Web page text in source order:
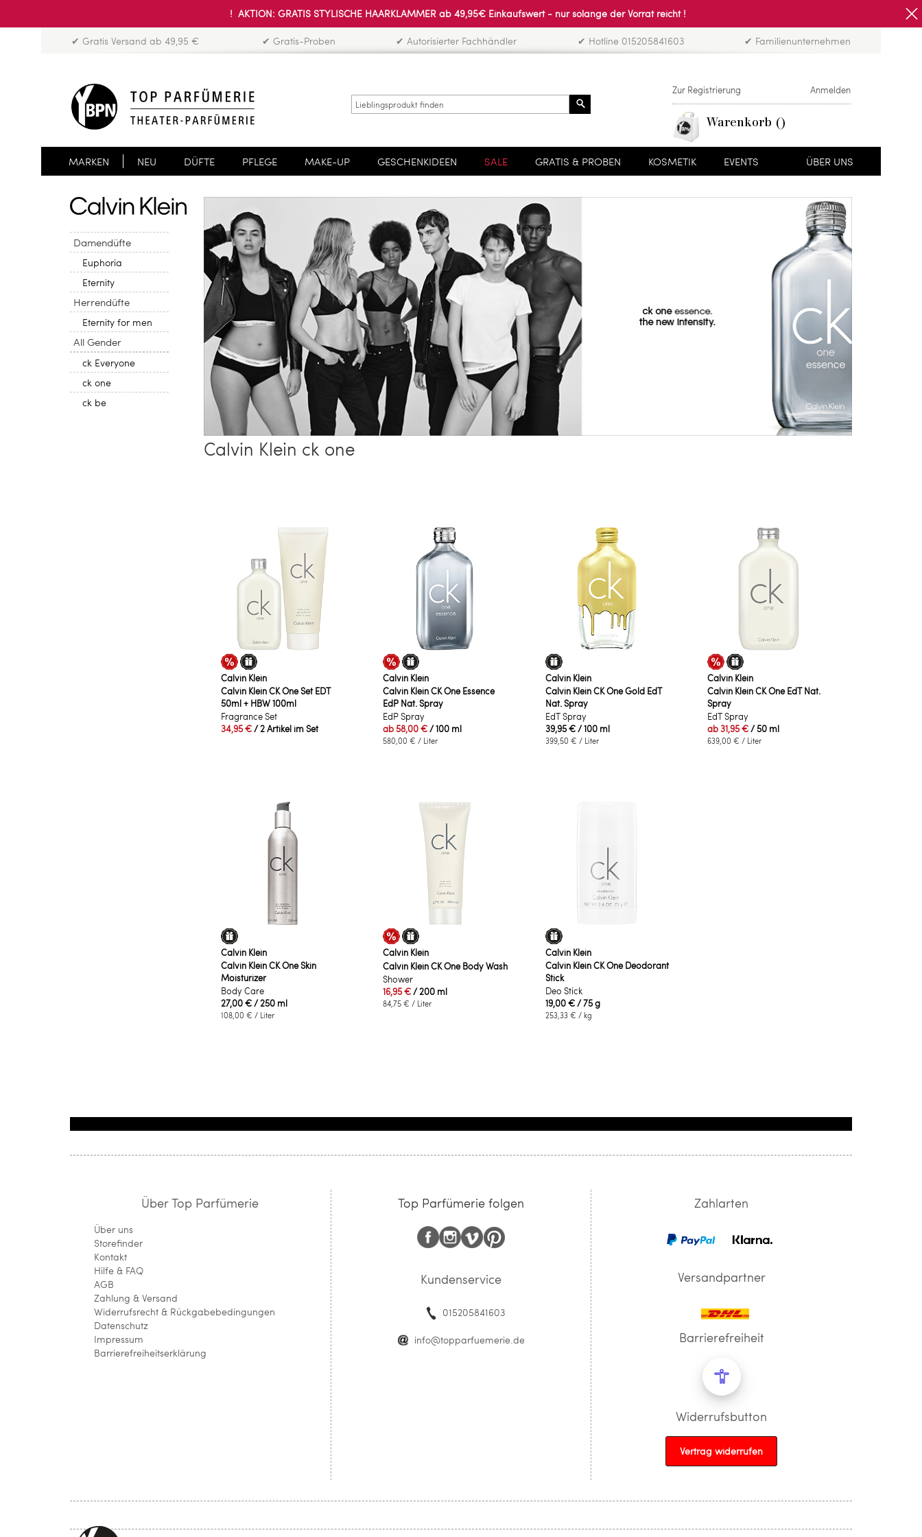
! AKTION: GRATIS STYLISCHE HAARKLAMMER ab 49,95€ Einkaufswert - nur solange der Vorrat reicht !
✔ Gratis Versand ab 49,95 € ✔ Gratis-Proben ✔ Autorisierter Fachhändler ✔ Hotline 015205841603 ✔ Familienunternehmen
Zur Registrierung Anmelden
Warenkorb
MARKEN NEU DÜFTE PFLEGE MAKE-UP GESCHENKIDEEN SALE GRATIS & PROBEN KOSMETIK EVENTS ÜBER UNS
Damendüfte
Euphoria
Eternity
Herrendüfte
Eternity for men
All Gender
ck Everyone
ck one
ck be
Calvin Klein ck one
Calvin Klein
Calvin Klein CK One Set EDT
50ml + HBW 100ml
Fragrance Set
34,95 €/ 2 Artikel im Set
Calvin Klein
Calvin Klein CK One Essence
EdP Nat. Spray
EdP Spray
ab58,00 €/ 100 ml
580,00 € / Liter
Calvin Klein
Calvin Klein CK One Gold EdT
Nat. Spray
EdT Spray
39,95 €/ 100 ml
399,50 € / Liter
Calvin Klein
Calvin Klein CK One EdT Nat.
Spray
EdT Spray
ab31,95 €/ 50 ml
639,00 € / Liter
Calvin Klein
Calvin Klein CK One Skin
Moisturizer
Body Care
27,00 €/ 250 ml
108,00 € / Liter
Calvin Klein
Calvin Klein CK One Body Wash
Shower
16,95 €/ 200 ml
84,75 € / Liter
Calvin Klein
Calvin Klein CK One Deodorant
Stick
Deo Stick
19,00 €/ 75 g
253,33 € / kg
Über Top Parfümerie
Über uns
Storefinder
Kontakt
Hilfe & FAQ
AGB
Zahlung & Versand
Widerrufsrecht & Rückgabebedingungen
Datenschutz
Impressum
Barrierefreiheitserklärung
Top Parfümerie folgen
Kundenservice
015205841603
info@topparfuemerie.de
Zahlarten
Versandpartner
Barrierefreiheit
Widerrufsbutton
Vertrag widerrufen